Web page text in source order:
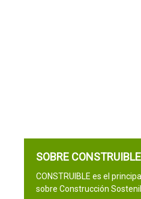
SOBRE CONSTRUIBLE
CONSTRUIBLE es el
sobre Construcción